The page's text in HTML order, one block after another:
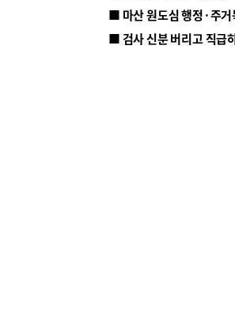
■ 마산 원도심 행정·주거